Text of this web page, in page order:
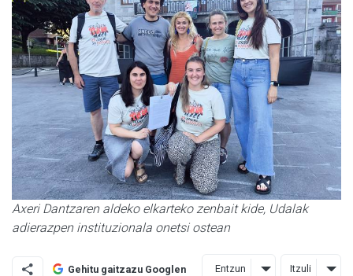
Axeri Dantzaren aldeko elkarteko zenbait kide, Udalak
adierazpen instituzionala onetsi ostean
Gehitu gaitzazu Googlen Entzun Itzuli